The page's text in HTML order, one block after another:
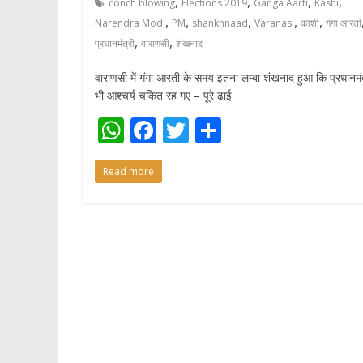
Narendra Modi, PM, shankhnaad, Varanasi, काशी, गंगा आरती,
प्रधानमंत्री, वाराणसी, शंखनाद
वाराणसी में गंगा आरती के समय इतना लम्बा शंखनाद हुआ कि
भी आश्चर्य चकित रह गए – पूरे ढाई
W
h
at
F
ac
e
T
Read more